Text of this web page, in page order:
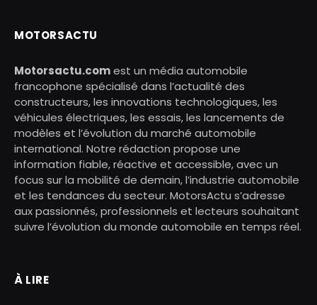
MOTORSACTU
Motorsactu.comest un média automobile
francophone spécialisé dans l’actualité des
constructeurs, les innovations technologiques, les
véhicules électriques, les essais, les lancements de
modèles et l’évolution du marché automobile
international. Notre rédaction propose une
information fiable, réactive et accessible, avec un
focus sur la mobilité de demain, l’industrie automobile
et les tendances du secteur. MotorsActu s’adresse
aux passionnés, professionnels et lecteurs souhaitant
suivre l’évolution du monde automobile en temps réel.
À LIRE